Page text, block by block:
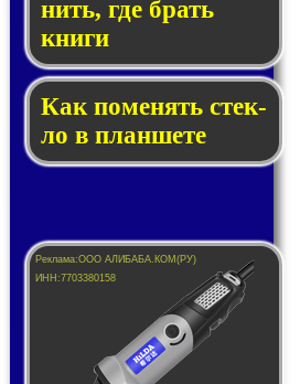
нить, где брать
кни­ги
Как по­ме­нять стек­
ло в планшете